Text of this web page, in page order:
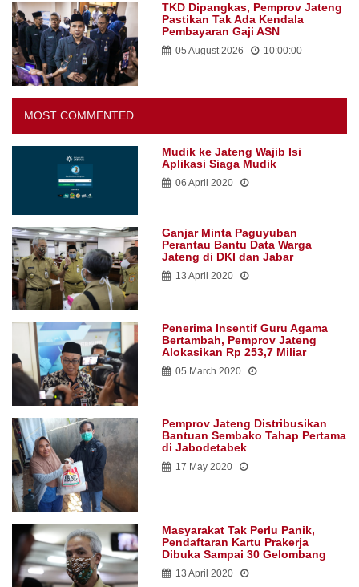
TKD Dipangkas, Pemprov Jateng
Pastikan Tak Ada Kendala
Pembayaran Gaji ASN
05 August 2026 10:00:00
MOST COMMENTED
Mudik ke Jateng Wajib Isi
Aplikasi Siaga Mudik
06 April 2020
Ganjar Minta Paguyuban
Perantau Bantu Data Warga
Jateng di DKI dan Jabar
13 April 2020
Penerima Insentif Guru Agama
Bertambah, Pemprov Jateng
Alokasikan Rp 253,7 Miliar
05 March 2020
Pemprov Jateng Distribusikan
Bantuan Sembako Tahap Pertama
di Jabodetabek
17 May 2020
Masyarakat Tak Perlu Panik,
Pendaftaran Kartu Prakerja
Dibuka Sampai 30 Gelombang
13 April 2020